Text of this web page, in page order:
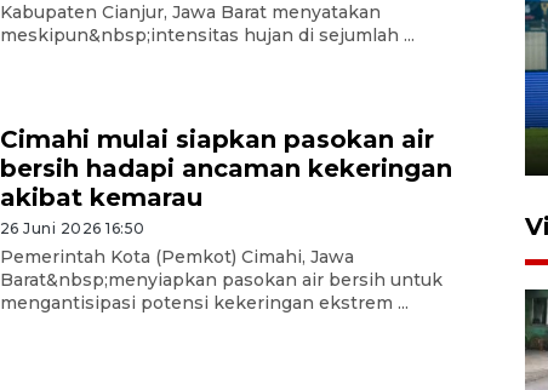
Kabupaten Cianjur, Jawa Barat menyatakan
meskipun&nbsp;intensitas hujan di sejumlah ...
Cimahi mulai siapkan pasokan air
bersih hadapi ancaman kekeringan
akibat kemarau
26 Juni 2026 16:50
Pemerintah Kota (Pemkot) Cimahi, Jawa
Barat&nbsp;menyiapkan pasokan air bersih untuk
mengantisipasi potensi kekeringan ekstrem ...
31 Juli 2026 18:01